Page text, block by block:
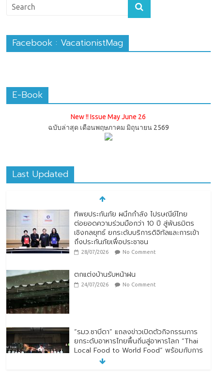
Facebook : VacationistMag
E-Book
New !! Issue May June 26
ฉบับล่าสุด เดือนพฤษภาคม มิถุนายน 2569
Last Updated
ตกแต่งบ้านรับหน้าฝน
24/07/2026 No Comment
“รมว.ซาบีดา” แถลงข่าวเปิดตัวกิจกรรมการ
ยกระดับอาหารไทยพื้นถิ่นสู่อาหารโลก “Thai
Local Food to World Food” พร้อมกับการ
ทิพยประกันภัย ร่วมถวายพระพรชัยมงคล
พระบาทสมเด็จพระปรเมนทรรามาธิบดีศรีสิน
ทรมหาวชิราลงกรณ พระวชิรเกล้าเจ้าอยู่หัว